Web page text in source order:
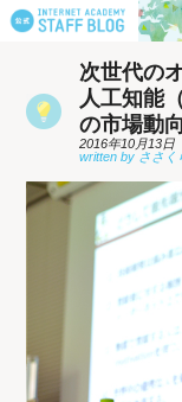
次世代の
人工知能
の市場動
2016年10月13日